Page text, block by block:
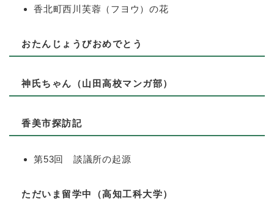
香北町西川芙蓉（フヨウ）の花
おたんじょうびおめでとう
神氏ちゃん（山田高校マンガ部）
香美市探訪記
第53回 談議所の起源
ただいま留学中（高知工科大学）